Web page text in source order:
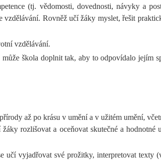
(tj. vědomosti, dovednosti, návyky a
Rovněž učí žáky myslet, řešit
vzdělávání.
škola doplnit tak, aby to odpovídalo jejím
až po krásu v umění a v užitém umění,
rozlišovat a oceňovat skutečné a
učí vyjadřovat své prožitky, interpretovat